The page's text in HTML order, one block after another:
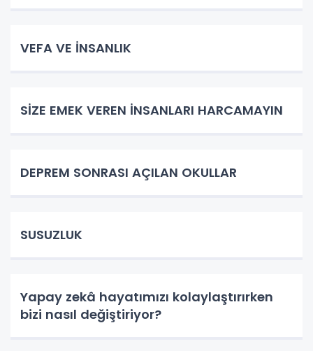
VEFA VE İNSANLIK
SİZE EMEK VEREN İNSANLARI HARCAMAYIN
DEPREM SONRASI AÇILAN OKULLAR
SUSUZLUK
Yapay zekâ hayatımızı kolaylaştırırken
bizi nasıl değiştiriyor?